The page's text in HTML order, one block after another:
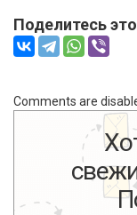
Поделитесь
Comments are